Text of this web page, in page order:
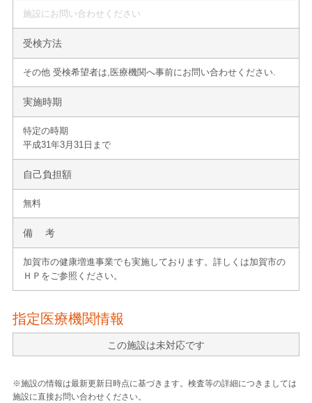
施設にお問い合わせください
受検方法
その他 受検希望者は,医療機関へ事前にお問い合わせください.
実施時期
特定の時期
平成31年3月31日まで
自己負担額
無料
備 考
加賀市の健康増進事業でも実施しております。詳しくは加賀市の
ＨＰをご参照ください。
指定医療機関情報
この施設は未対応です
※施設の情報は最新更新日時点に基づきます。検査等の詳細につきましては
施設に直接お問い合わせください。